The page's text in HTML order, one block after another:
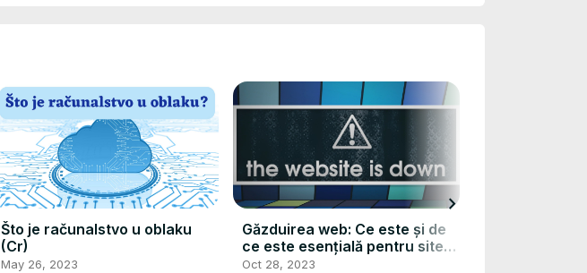
Što je računalstvo u oblaku
(Cr)
May 26, 2023
Găzduirea web: Ce este și de
ce este esențială pentru site-
ul tău web?
Oct 28, 2023
chevron_right